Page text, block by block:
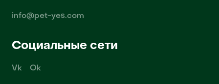
info@pet-yes.com
Социальные сети
Vk Ok